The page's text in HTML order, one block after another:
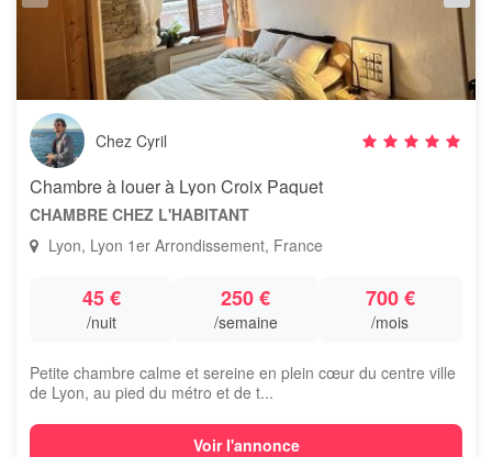
Chez Cyril
Chambre à louer à Lyon Croix Paquet
CHAMBRE CHEZ L'HABITANT
Lyon, Lyon 1er Arrondissement, France
45 €
/nuit
250 €
/semaine
700 €
/mois
Petite chambre calme et sereine en plein cœur du centre ville
de Lyon, au pied du métro et de t...
Voir l'annonce